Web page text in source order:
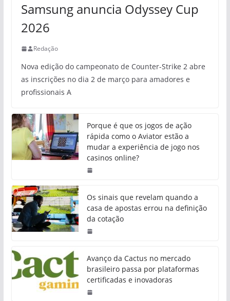
Samsung anuncia Odyssey Cup
2026
Redação
Nova edição do campeonato de Counter-Strike 2 abre
as inscrições no dia 2 de março para amadores e
profissionais A
Porque é que os jogos de ação
rápida como o Aviator estão a
mudar a experiência de jogo nos
casinos online?
Os sinais que revelam quando a
casa de apostas errou na definição
da cotação
Avanço da Cactus no mercado
brasileiro passa por plataformas
certificadas e inovadoras